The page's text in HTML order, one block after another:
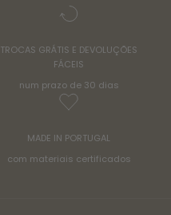
TROCAS GRÁTIS E DEVOLUÇÕES
FÁCEIS
num prazo de 30 dias
MADE IN PORTUGAL
com materiais certificados